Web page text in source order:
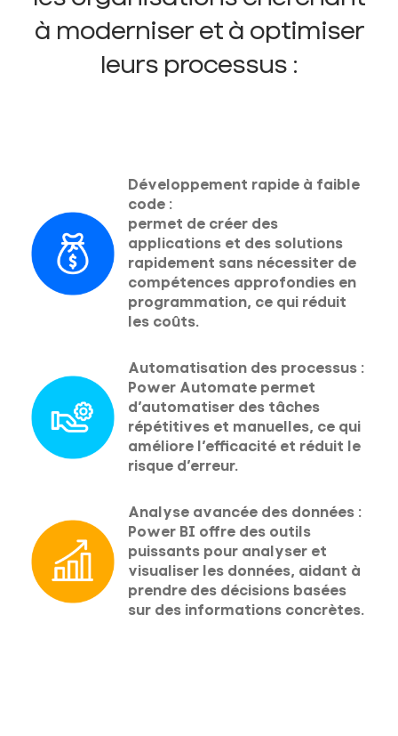
à moderniser et à optimiser
leurs processus :
Développement rapide à faible
code :
permet de créer des
applications et des solutions
rapidement sans nécessiter de
compétences approfondies en
programmation, ce qui réduit
les coûts.
Automatisation des processus :
Power Automate permet
d’automatiser des tâches
répétitives et manuelles, ce qui
améliore l’efficacité et réduit le
risque d’erreur.
Analyse avancée des données :
Power BI offre des outils
puissants pour analyser et
visualiser les données, aidant à
prendre des décisions basées
sur des informations concrètes.